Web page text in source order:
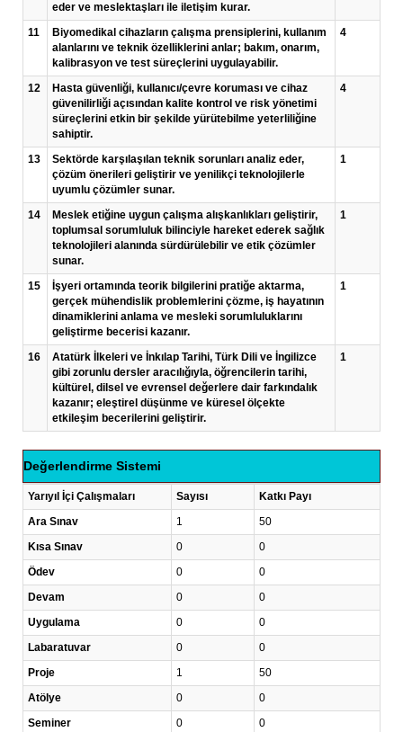
eder ve meslektaşları ile iletişim kurar.
11
Biyomedikal cihazların çalışma prensiplerini, kullanım
alanlarını ve teknik özelliklerini anlar; bakım, onarım,
kalibrasyon ve test süreçlerini uygulayabilir.
4
12
Hasta güvenliği, kullanıcı/çevre koruması ve cihaz
güvenilirliği açısından kalite kontrol ve risk yönetimi
süreçlerini etkin bir şekilde yürütebilme yeterliliğine
sahiptir.
4
13
Sektörde karşılaşılan teknik sorunları analiz eder,
çözüm önerileri geliştirir ve yenilikçi teknolojilerle
uyumlu çözümler sunar.
1
14
Meslek etiğine uygun çalışma alışkanlıkları geliştirir,
toplumsal sorumluluk bilinciyle hareket ederek sağlık
teknolojileri alanında sürdürülebilir ve etik çözümler
sunar.
1
15
İşyeri ortamında teorik bilgilerini pratiğe aktarma,
gerçek mühendislik problemlerini çözme, iş hayatının
dinamiklerini anlama ve mesleki sorumluluklarını
geliştirme becerisi kazanır.
1
16
Atatürk İlkeleri ve İnkılap Tarihi, Türk Dili ve İngilizce
gibi zorunlu dersler aracılığıyla, öğrencilerin tarihi,
kültürel, dilsel ve evrensel değerlere dair farkındalık
kazanır; eleştirel düşünme ve küresel ölçekte
etkileşim becerilerini geliştirir.
1
Değerlendirme Sistemi
Yarıyıl İçi Çalışmaları Sayısı
Katkı Payı
Ara Sınav
1
50
Kısa Sınav
0
0
Ödev
0
0
Devam
0
0
Uygulama
0
0
Labaratuvar
0
0
Proje
1
50
Atölye
0
0
Seminer
0
0